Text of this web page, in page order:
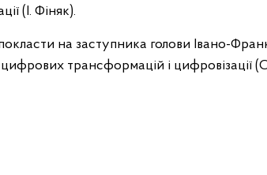
(І. Фіняк).
на заступника голови Івано-
трансформацій і цифровізації